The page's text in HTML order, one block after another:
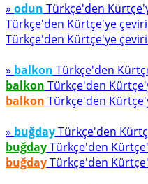
» odun Türkçe'den
Türkçe'den Kürtçe'ye
Türkçe'den Kürtçe'ye
» balkon Türkçe'den
balkon Türkçe'den
balkon Türkçe'den
» buğdayTürkçe'den
buğdayTürkçe'den
buğdayTürkçe'den